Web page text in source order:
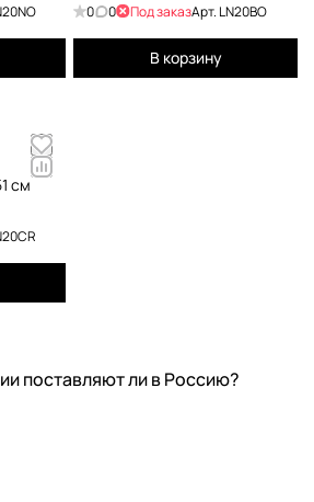
0 0 Под заказАрт. LN20BO
В корзину
см
поставляют ли в Россию?